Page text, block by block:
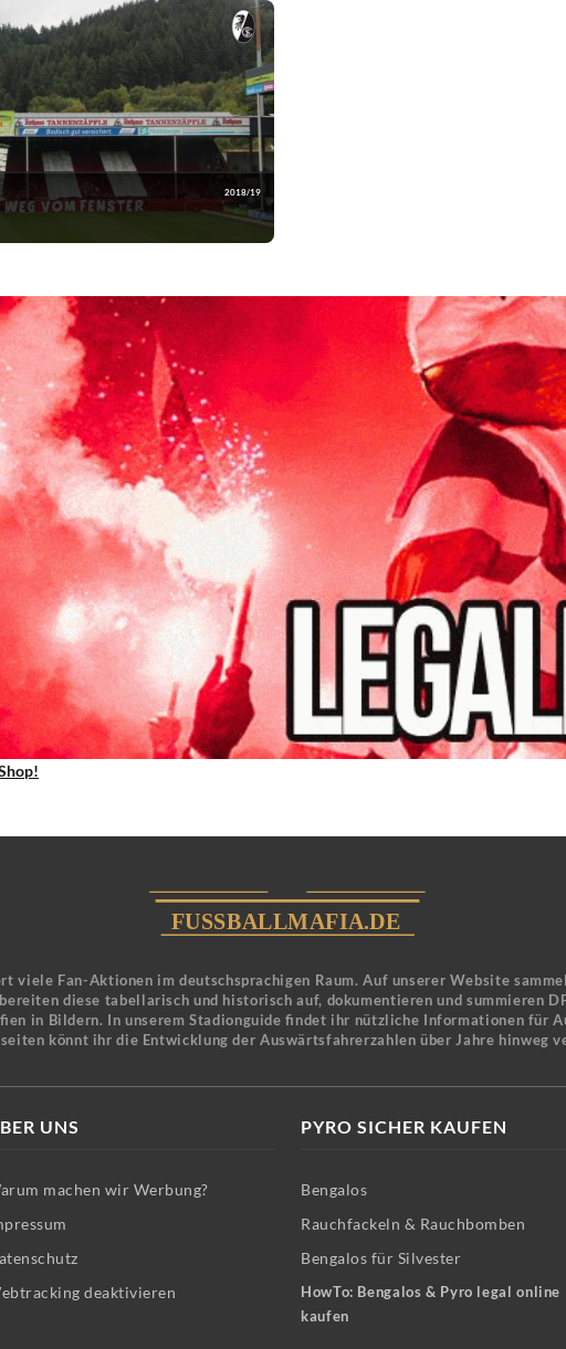
2018/19
viele Fan-Aktionen im deutschsprachigen Raum. Auf unserer Website
diese tabellarisch und historisch auf, dokumentieren und summieren
in Bildern. In unserem Stadionguide findet ihr nützliche Informationen für
könnt ihr die Entwicklung der Auswärtsfahrerzahlen über Jahre hinweg
UNS
machen wir Werbung?
deaktivieren
PYRO SICHER KAUFEN
Bengalos
Rauchfackeln & Rauchbomben
Bengalos für Silvester
HowTo: Bengalos & Pyro legal online
kaufen